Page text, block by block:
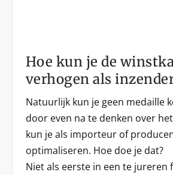
Hoe kun je de
verhogen als
Natuurlijk kun je geen medaille
door even na te denken over
kun je als importeur of
optimaliseren. Hoe doe je dat?
Niet als eerste in een te jureren